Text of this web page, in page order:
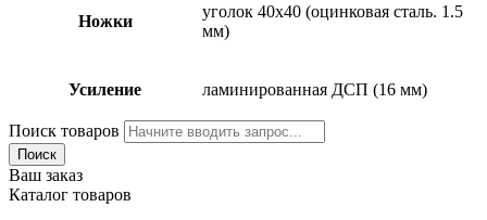
Ножки
уголок 40х40 (оцинковая сталь. 1.5
мм)
Усиление ламинированная ДСП (16 мм)
Поиск товаров
Поиск
Ваш заказ
Каталог товаров